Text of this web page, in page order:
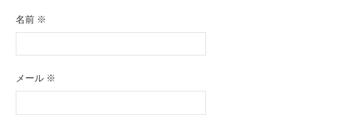
名前 ※
メール ※